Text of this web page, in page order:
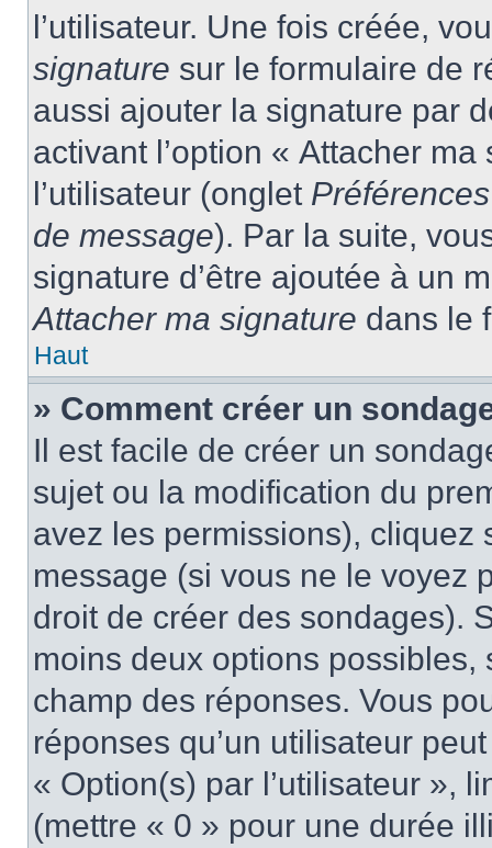
l’utilisateur. Une fois créée,
signature sur le formulaire de
aussi ajouter la signature par
activant l’option « Attacher
l’utilisateur (onglet
de message). Par la suite,
signature d’être ajoutée à un
Attacher ma signature dans le
Haut
» Comment créer un
Il est facile de créer un
sujet ou la modification du
avez les permissions), cliquez
message (si vous ne le voyez
droit de créer des sondages).
moins deux options
champ des réponses. Vous
réponses qu’un utilisateur
« Option(s) par l’utilisateur »,
(mettre « 0 » pour une durée